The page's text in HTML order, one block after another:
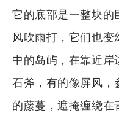
它的底部是一整块的
风吹雨打，它们也
中的岛屿，在靠近岸
石斧，有的像屏风，
的藤蔓，遮掩缠绕